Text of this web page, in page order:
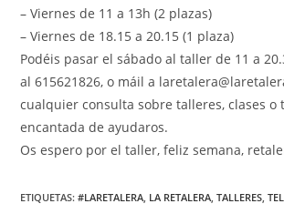
– Viernes de 11 a 13h (2 plazas)
– Viernes de 18.15 a 20.15 (1 plaza)
Podéis pasar el sábado al taller de 11 a
al 615621826, o máil a
cualquier consulta sobre talleres, clases o
encantada de ayudaros.
Os espero por el taller, feliz semana,
ETIQUETAS:#LARETALERA, LA RETALERA, TALLERES,